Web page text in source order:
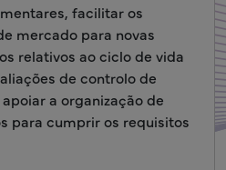
facilitar os
mercado para novas
relativos ao ciclo de vida
de controlo de
a organização de
para cumprir os requisitos